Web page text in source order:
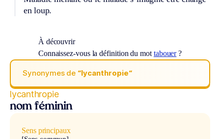
en loup.
À découvrir
Connaissez-vous la définition du mot tabouer?
Synonymes de “lycanthropie“
lycanthropie
nom féminin
Sens principaux